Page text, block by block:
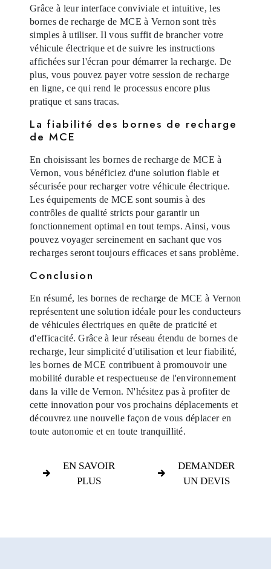
Grâce à leur interface conviviale et intuitive, les
bornes de recharge de MCE à Vernon sont très
simples à utiliser. Il vous suffit de brancher votre
véhicule électrique et de suivre les instructions
affichées sur l'écran pour démarrer la recharge. De
plus, vous pouvez payer votre session de recharge
en ligne, ce qui rend le processus encore plus
pratique et sans tracas.
La fiabilité des bornes de recharge
de MCE
En choisissant les bornes de recharge de MCE à
Vernon, vous bénéficiez d'une solution fiable et
sécurisée pour recharger votre véhicule électrique.
Les équipements de MCE sont soumis à des
contrôles de qualité stricts pour garantir un
fonctionnement optimal en tout temps. Ainsi, vous
pouvez voyager sereinement en sachant que vos
recharges seront toujours efficaces et sans problème.
Conclusion
En résumé, les bornes de recharge de MCE à Vernon
représentent une solution idéale pour les conducteurs
de véhicules électriques en quête de praticité et
d'efficacité. Grâce à leur réseau étendu de bornes de
recharge, leur simplicité d'utilisation et leur fiabilité,
les bornes de MCE contribuent à promouvoir une
mobilité durable et respectueuse de l'environnement
dans la ville de Vernon. N'hésitez pas à profiter de
cette innovation pour vos prochains déplacements et
découvrez une nouvelle façon de vous déplacer en
toute autonomie et en toute tranquillité.
EN SAVOIR
PLUS
DEMANDER
UN DEVIS